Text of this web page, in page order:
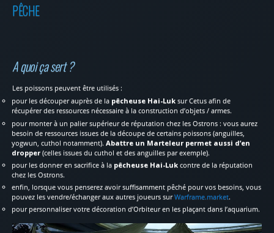
PÊCHE
A quoi ça sert ?
Les poissons peuvent être utilisés :
pour les découper auprès de la pêcheuse Hai-Luk sur Cetus afin de
récupérer des ressources nécessaire à la construction d’objets / armes.
pour monter à un palier supérieur de réputation chez les Ostrons : vous aurez
besoin de ressources issues de la découpe de certains poissons (anguilles,
yogwun, cuthol notamment).Abattre un Marteleur permet aussi d’en
dropper (celles issues du cuthol et des anguilles par exemple).
pour les donner en sacrifice à la pêcheuse Hai-Luk contre de la réputation
chez les Ostrons.
enfin, lorsque vous penserez avoir suffisamment pêché pour vos besoins, vous
pouvez les vendre/échanger aux autres joueurs surWarframe.market.
pour personnaliser votre décoration d’Orbiteur en les plaçant dans l’aquarium.